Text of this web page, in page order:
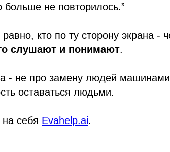
больше не повторилось.”
кто по ту сторону экрана -
слушают и понимают.
- не про замену людей
оставаться людьми.
себя Evahelp.ai.